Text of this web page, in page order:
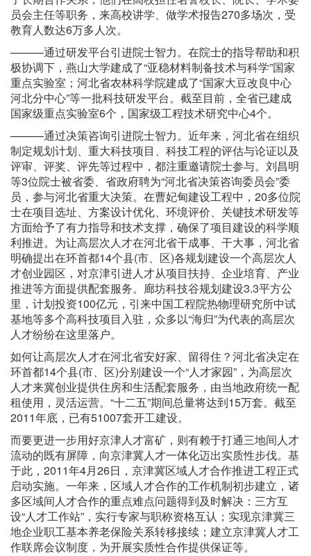
员会主任等职务，来高校讲学、做学术报告270多场次，受
教育人数达6万多人次。
———通过研发平台引进院士智力。在院士的指导帮助和积
极协调下，燕山大学建成了“亚稳材料制备技术与科学”国家
重点实验室；河北省农林科学院建成了“国家大豆改良中心
河北分中心”等一批科技研发平台。截至目前，全省已建成
国家级重点实验室6个，国家级工程技术研究中心4个。
———通过决策咨询引进院士智力。近年来，河北省在组织
制定规划计划、重大科技项目、科技工程的评估与论证以及
评审、评奖、评先等过程中，都注重邀请院士参与。刘昌明
等3位院士被省委、省政府聘为“河北省决策咨询委员会”委
员，参与河北省重大决策。在曹妃甸建设工程中，20多位院
士在项目选址、方案设计优化、环境评价、关键技术研发等
方面给予了有力指导和技术支撑，确保了项目建设的科学顺
利推进。为让高层次人才在河北省干成事、干大事，河北省
明确提出在环首都14个县(市、区)各规划建设一个高层次人
才创业园区，对京津引进人才从项目扶持、企业培育、产业
推进等方面提供配套服务。廊坊科技谷规划建设3.3平方公
里，计划投资100亿元，引来中国工程院热物理研究所中试
基地等多个高科技项目入驻，众多以“海归”为代表的高层次
人才纷纷在这里落户。
如何让高层次人才在河北省安好家、留得住？河北省决定在
环首都14个县(市、区)分别建设一个“人才家园”，为高层次
人才来冀创业提供住房和生活配套服务，由当地政府统一配
租使用，灵活运营。“十二五”期间总量将达到15万套。截至
2011年底，已有51007套开工建设。
而要更进一步用好京津人才富矿，则有赖于打通三地间人才
流动的既有屏障，向京津冀人才一体化迈出实质性步伐。基
于此，2011年4月26日，京津冀区域人才合作推进工程正式
启动实施。一年来，区域人才合作的工作机制初步建立，诸
多区域间人才合作的重点难点问题得到及时解决：三方互
设“人才工作站”，实行专家与职称资格互认；实现京津冀三
地企业职工基本养老保险关系转移接续；建立京津冀人才工
作联席会议制度，为开展实质性合作提供保证等。